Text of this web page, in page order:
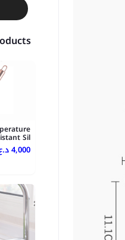
Sil...
4,000 د.ع